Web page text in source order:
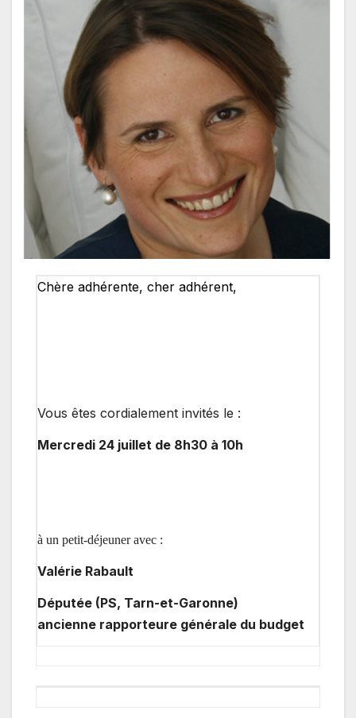
Chère adhérente, cher adhérent,
Vous êtes cordialement invités le :
Mercredi 24 juillet de 8h30 à 10h
à un petit-déjeuneravec :
Valérie Rabault
Députée (PS, Tarn-et-Garonne)
ancienne rapporteure générale du budget